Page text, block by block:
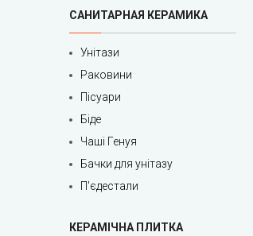
САНИТАРНАЯ КЕРАМИКА
Унітази
Раковини
Пісуари
Біде
Чаші Генуя
Бачки для унітазу
П'єдестали
КЕРАМІЧНА ПЛИТКА